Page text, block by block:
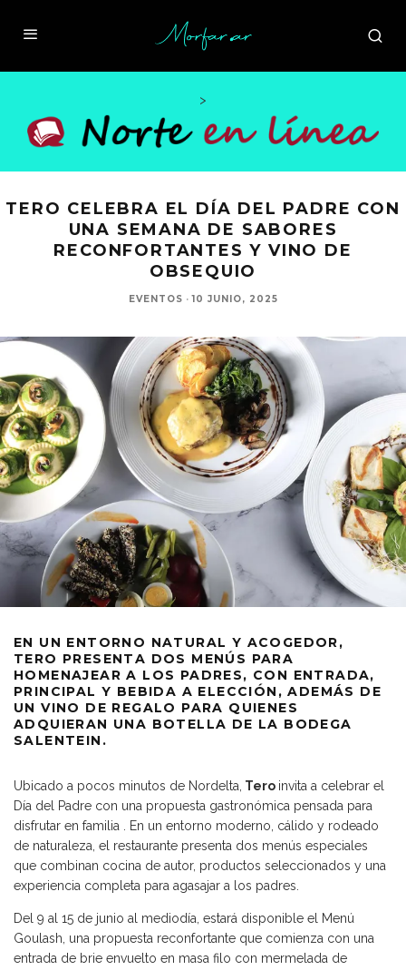
>
TERO CELEBRA EL DÍA DEL PADRE CON
UNA SEMANA DE SABORES
RECONFORTANTES Y VINO DE
OBSEQUIO
EVENTOS · 10 JUNIO, 2025
EN UN ENTORNO NATURAL Y ACOGEDOR,
TERO PRESENTA DOS MENÚS PARA
HOMENAJEAR A LOS PADRES, CON ENTRADA,
PRINCIPAL Y BEBIDA A ELECCIÓN, ADEMÁS DE
UN VINO DE REGALO PARA QUIENES
ADQUIERAN UNA BOTELLA DE LA BODEGA
SALENTEIN.
Ubicado a pocos minutos de Nordelta, Tero invita a celebrar el
Día del Padre con una propuesta gastronómica pensada para
disfrutar en familia . En un entorno moderno, cálido y rodeado
de naturaleza, el restaurante presenta dos menús especiales
que combinan cocina de autor, productos seleccionados y una
experiencia completa para agasajar a los padres.
Del 9 al 15 de junio al mediodía, estará disponible el Menú
Goulash, una propuesta reconfortante que comienza con una
entrada de brie envuelto en masa filo con mermelada de